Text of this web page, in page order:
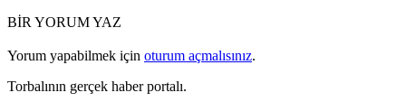
BİR YORUM YAZ
Yorum yapabilmek için oturum açmalısınız.
Torbalının gerçek haber portalı.